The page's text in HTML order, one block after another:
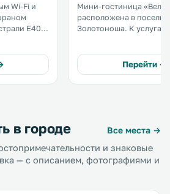
Wi-Fi и
E40,
и
Мини-гостиница
расположена в поселке
Золотоноша. К услугам гостей
территории обустроена
бесплатная частная
Перейти →
в городе
Все места →
и знаковые
— с описанием, фотографиями и